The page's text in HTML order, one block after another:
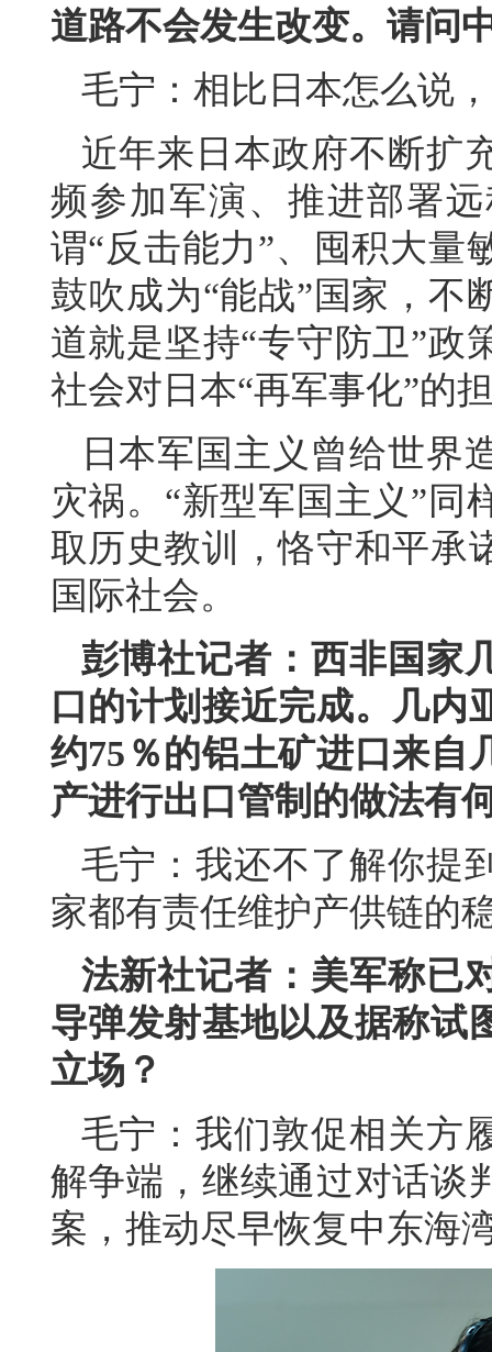
道路不会发生改变。请问
毛宁：相比日本怎么说
近年来日本政府不断扩
频参加军演、推进部署
谓“反击能力”、囤积大量
鼓吹成为“能战”国家，不
道就是坚持“专守防卫”政
社会对日本“再军事化”的
日本军国主义曾给世界
灾祸。“新型军国主义”同
取历史教训，恪守和平承
国际社会。
彭博社记者：西非国家
口的计划接近完成。几内
约75％的铝土矿进口来自
产进行出口管制的做法有
毛宁：我还不了解你提
家都有责任维护产供链的
法新社记者：美军称已
导弹发射基地以及据称试
立场？
毛宁：我们敦促相关方
解争端，继续通过对话谈
案，推动尽早恢复中东海